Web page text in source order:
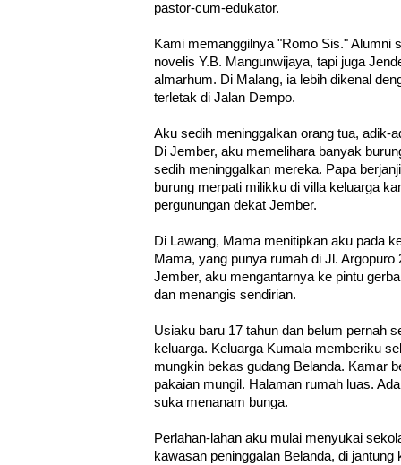
pastor-cum-edukator.
Kami memanggilnya "Romo Sis." Alumni
novelis Y.B. Mangunwijaya, tapi juga
almarhum. Di Malang, ia lebih dikenal
terletak di Jalan Dempo.
Aku sedih meninggalkan orang tua, adik-
Di Jember, aku memelihara banyak
sedih meninggalkan mereka. Papa
burung merpati milikku di villa keluarga
pergunungan dekat Jember.
Di Lawang, Mama menitipkan aku pada
Mama, yang punya rumah di Jl.
Jember, aku mengantarnya ke pintu
dan menangis sendirian.
Usiaku baru 17 tahun dan belum pernah
keluarga. Keluarga Kumala memberiku
mungkin bekas gudang Belanda. Kamar
pakaian mungil. Halaman rumah luas.
suka menanam bunga.
Perlahan-lahan aku mulai menyukai
kawasan peninggalan Belanda, di